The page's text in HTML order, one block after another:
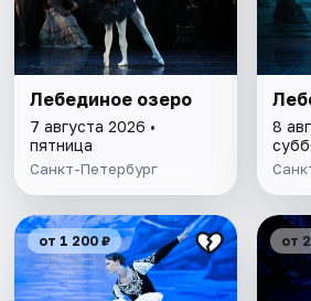
Лебединое озеро
7 августа 2026 •
пятница
Санкт-Петербург
8
от 1 200 ₽ от